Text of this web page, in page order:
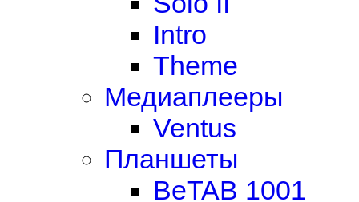
Intro
Theme
Медиаплееры
Ventus
Планшеты
BeTAB 1001